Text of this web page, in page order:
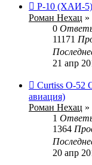
Р-10 (ХАИ-5)
Роман Нехац »
0
11171
21 апр
Curtiss O-52
авиация)
Роман Нехац »
1
1364
20 апр